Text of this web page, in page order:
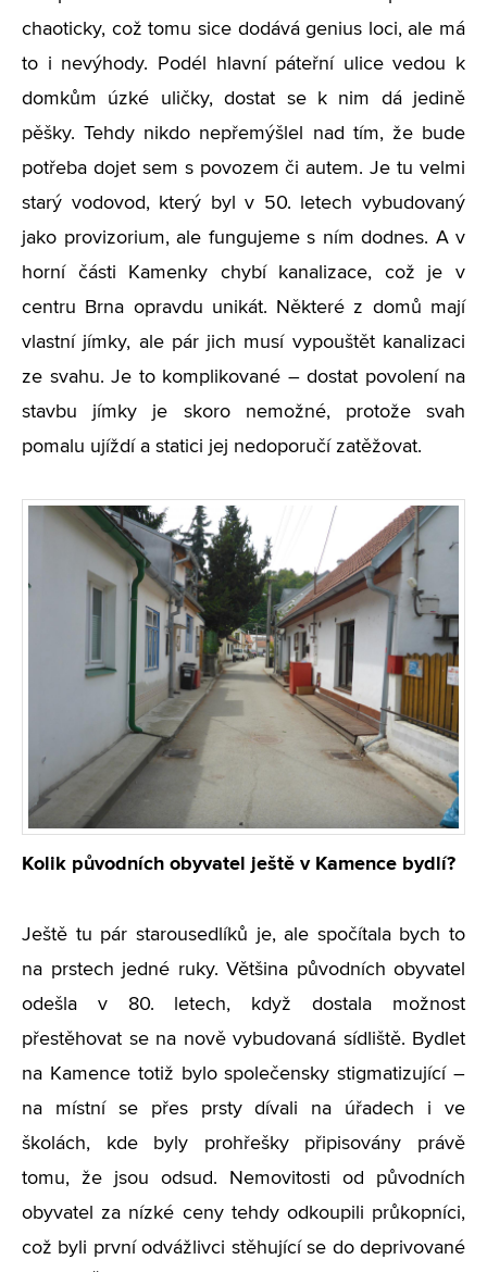
chaoticky, což tomu sice dodává genius loci, ale má
to i nevýhody. Podél hlavní páteřní ulice vedou k
domkům úzké uličky, dostat se k nim dá jedině
pěšky. Tehdy nikdo nepřemýšlel nad tím, že bude
potřeba dojet sem s povozem či autem. Je tu velmi
starý vodovod, který byl v 50. letech vybudovaný
jako provizorium, ale fungujeme s ním dodnes. A v
horní části Kamenky chybí kanalizace, což je v
centru Brna opravdu unikát. Některé z domů mají
vlastní jímky, ale pár jich musí vypouštět kanalizaci
ze svahu. Je to komplikované – dostat povolení na
stavbu jímky je skoro nemožné, protože svah
pomalu ujíždí a statici jej nedoporučí zatěžovat.
Kolik původních obyvatel ještě v Kamence bydlí?
Ještě tu pár starousedlíků je, ale spočítala bych to
na prstech jedné ruky. Většina původních obyvatel
odešla v 80. letech, když dostala možnost
přestěhovat se na nově vybudovaná sídliště. Bydlet
na Kamence totiž bylo společensky stigmatizující –
na místní se přes prsty dívali na úřadech i ve
školách, kde byly prohřešky připisovány právě
tomu, že jsou odsud. Nemovitosti od původních
obyvatel za nízké ceny tehdy odkoupili průkopníci,
což byli první odvážlivci stěhující se do deprivované